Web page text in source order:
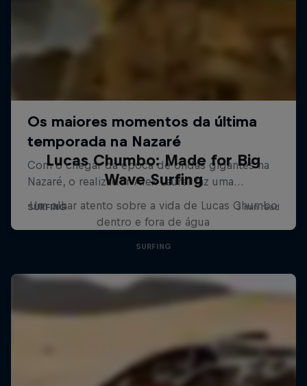
Lucas Chumbo: Made for Big
Wave Surfing
Um olhar atento sobre a vida de Lucas Chumbo
dentro e fora de água
SURFING